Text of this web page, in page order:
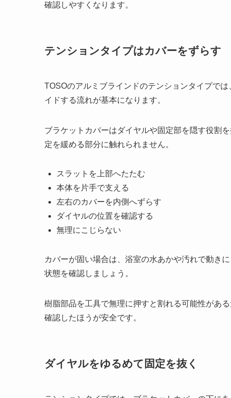
確認しやすくなります。
テンションタイプはカバーをずらす
TOSOのアルミブラインドのテンションタイプで
イドする流れが基本になります。
ブラケットカバーはダイヤルや固定部を隠す役割
定を緩める部分に触れられません。
スラットを上部へたたむ
本体を片手で支える
左右のカバーを内側へずらす
ダイヤルの位置を確認する
無理にこじらない
カバーが固い場合は、浴室の水あかや汚れで動き
状態を確認しましょう。
樹脂部品を工具で無理に押すと割れる可能性があ
確認したほうが安全です。
ダイヤルをゆるめて固定を抜く